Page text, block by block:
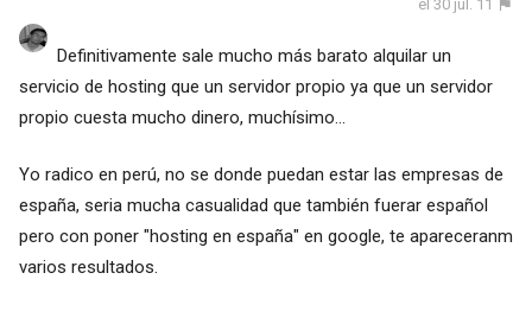
el 30 jul. 11
Definitivamente sale mucho más barato alquilar un
servicio de hosting que un servidor propio ya que un servidor
propio cuesta mucho dinero, muchísimo...
Yo radico en perú, no se donde puedan estar las empresas de
españa, seria mucha casualidad que también fuerar español
pero con poner "hosting en españa" en google, te apareceranm
varios resultados.